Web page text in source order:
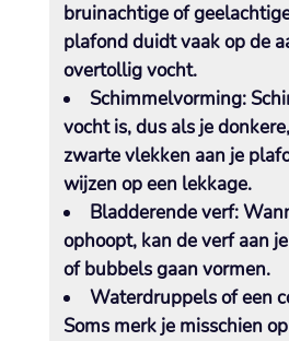
bruinachtige of
plafond duidt vaak op de
overtollig vocht.​
Schimmelvorming:
vocht is, dus als je
zwarte vlekken aan je
wijzen op een lekkage.​
Bladderende verf:
ophoopt, kan de verf aan
of bubbels gaan vormen.​
Waterdruppels of een
Soms merk je misschien